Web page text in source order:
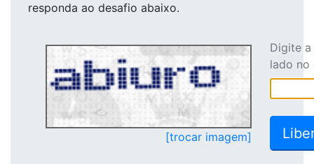
responda ao desafio abaixo.
[trocar imagem]
Digite
lado no